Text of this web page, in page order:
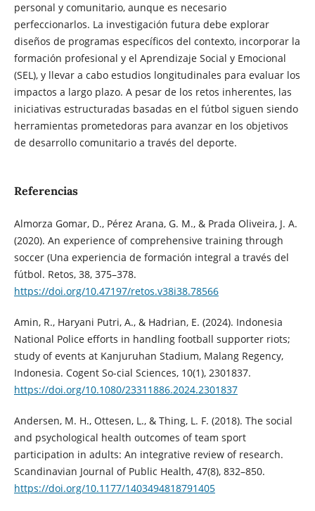
personal y comunitario, aunque es necesario
perfeccionarlos. La investigación futura debe explorar
diseños de programas específicos del contexto, incorporar la
formación profesional y el Aprendizaje Social y Emocional
(SEL), y llevar a cabo estudios longitudinales para evaluar los
impactos a largo plazo. A pesar de los retos inherentes, las
iniciativas estructuradas basadas en el fútbol siguen siendo
herramientas prometedoras para avanzar en los objetivos
de desarrollo comunitario a través del deporte.
Referencias
Almorza Gomar, D., Pérez Arana, G. M., & Prada Oliveira, J. A.
(2020). An experience of comprehensive training through
soccer (Una experiencia de formación integral a través del
fútbol. Retos, 38, 375–378.
https://doi.org/10.47197/retos.v38i38.78566
Amin, R., Haryani Putri, A., & Hadrian, E. (2024). Indonesia
National Police efforts in handling football supporter riots;
study of events at Kanjuruhan Stadium, Malang Regency,
Indonesia. Cogent So-cial Sciences, 10(1), 2301837.
https://doi.org/10.1080/23311886.2024.2301837
Andersen, M. H., Ottesen, L., & Thing, L. F. (2018). The social
and psychological health outcomes of team sport
participation in adults: An integrative review of research.
Scandinavian Journal of Public Health, 47(8), 832–850.
https://doi.org/10.1177/1403494818791405